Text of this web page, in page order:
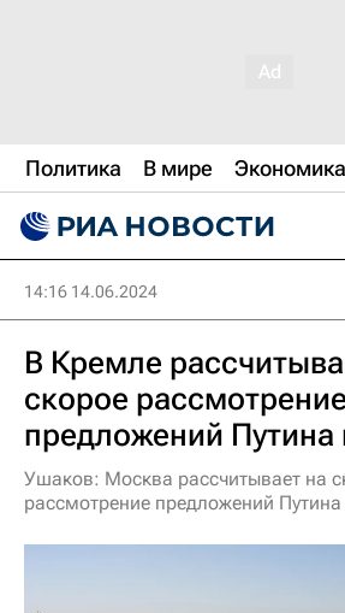
Политика В мире Экономика
14:16 14.06.2024
В Кремле
скорое рассмотрение
предложений Путина
Ушаков: Москва рассчитывает на
рассмотрение предложений